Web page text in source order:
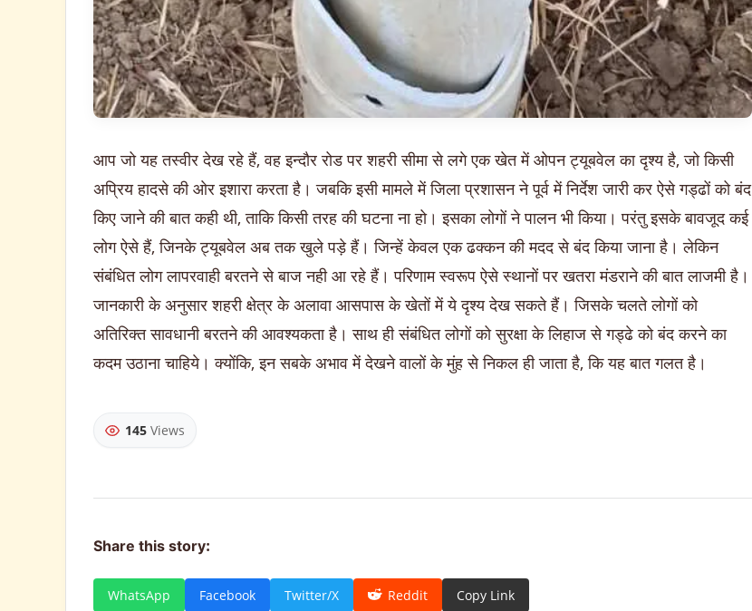
आप जो यह तस्वीर देख रहे हैं, वह इन्दौर रोड पर शहरी सीमा से लगे एक खेत में ओपन ट्यूबवेल का दृश्य है, जो किसी
अप्रिय हादसे की ओर इशारा करता है। जबकि इसी मामले में जिला प्रशासन ने पूर्व में निर्देश जारी कर ऐसे गड्ढों को बंद
किए जाने की बात कही थी, ताकि किसी तरह की घटना ना हो। इसका लोगों ने पालन भी किया। परंतु इसके बावजूद कई
लोग ऐसे हैं, जिनके ट्यूबवेल अब तक खुले पड़े हैं। जिन्हें केवल एक ढक्कन की मदद से बंद किया जाना है। लेकिन
संबंधित लोग लापरवाही बरतने से बाज नही आ रहे हैं। परिणाम स्वरूप ऐसे स्थानों पर खतरा मंडराने की बात लाजमी है।
जानकारी के अनुसार शहरी क्षेत्र के अलावा आसपास के खेतों में ये दृश्य देख सकते हैं। जिसके चलते लोगों को
अतिरिक्त सावधानी बरतने की आवश्यकता है। साथ ही संबंधित लोगों को सुरक्षा के लिहाज से गड्ढे को बंद करने का
कदम उठाना चाहिये। क्योंकि, इन सबके अभाव में देखने वालों के मुंह से निकल ही जाता है, कि यह बात गलत है।
145 Views
Share this story:
WhatsApp Facebook Twitter/X Reddit Copy Link